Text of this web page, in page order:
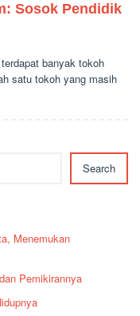
Sosok Pendidik
banyak tokoh
satu tokoh yang masih
Search
Menemukan
Pemikirannya